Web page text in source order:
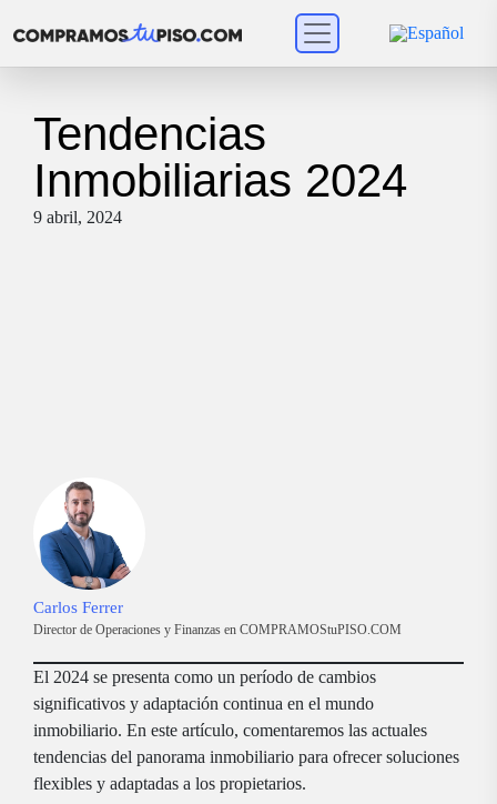
Tendencias
Inmobiliarias 2024
9 abril, 2024
Carlos Ferrer
Director de Operaciones y Finanzas en COMPRAMOStuPISO.COM
El 2024 se presenta como un período de cambios
significativos y adaptación continua en el mundo
inmobiliario. En este artículo, comentaremos las actuales
tendencias del panorama inmobiliario para ofrecer soluciones
flexibles y adaptadas a los propietarios.